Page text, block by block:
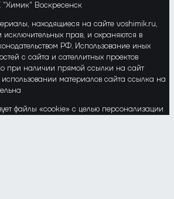
Воскресенск
находящиеся на сайте voshimik.ru,
исключительных прав, и охраняются в
РФ. Использование иных
с сайта и сателлитных проектов
при наличии прямой ссылки на сайт
материалов сайта ссылка на
файлы «cookie» с целью персонализации